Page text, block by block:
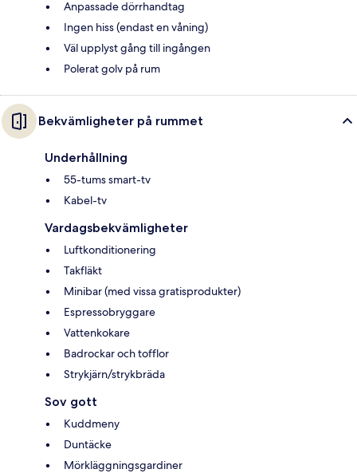
Anpassade dörrhandtag
Ingen hiss (endast en våning)
Väl upplyst gång till ingången
Polerat golv på rum
Bekvämligheter på rummet
Underhållning
55-tums smart-tv
Kabel-tv
Vardagsbekvämligheter
Luftkonditionering
Takfläkt
Minibar (med vissa gratisprodukter)
Espressobryggare
Vattenkokare
Badrockar och tofflor
Strykjärn/strykbräda
Sov gott
Kuddmeny
Duntäcke
Mörkläggningsgardiner